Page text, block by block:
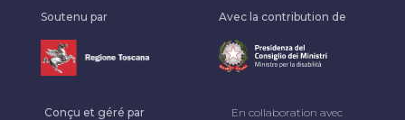
Soutenu par Avec la contribution de
Conçu et géré par En collaboration avec